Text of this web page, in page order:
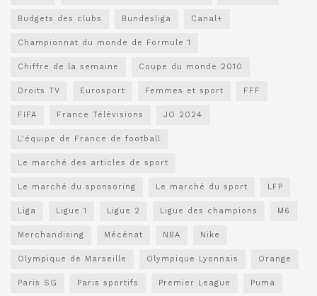
Budgets des clubs Bundesliga Canal+
Championnat du monde de Formule 1
Chiffre de la semaine Coupe du monde 2010
Droits TV Eurosport Femmes et sport FFF
FIFA France Télévisions JO 2024
L'équipe de France de football
Le marché des articles de sport
Le marché du sponsoring Le marché du sport LFP
Liga Ligue 1 Ligue 2 Ligue des champions M6
Merchandising Mécénat NBA Nike
Olympique de Marseille Olympique Lyonnais Orange
Paris SG Paris sportifs Premier League Puma